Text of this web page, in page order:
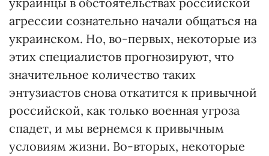
агрессии сознательно начали общаться на
украинском. Но, во-первых, некоторые из
этих специалистов прогнозируют, что
значительное количество таких
энтузиастов снова откатится к привычной
российской, как только военная угроза
спадет, и мы вернемся к привычным
условиям жизни. Во-вторых, некоторые